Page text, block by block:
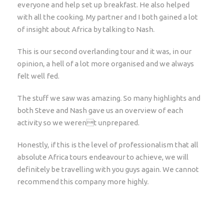
(US$) betaal je echter in Afrika tijdens de pre-
departure meeting meestal op de eerste dag van
de reis. De Lokale Kosten worden door je
contante betalingen te verrichten - denk hierbij
aan verse producten, kampeertoeslagen en
entreegelden van nationale parken. Pinautomaten
vanzelfsprekend in Afrika en daarom is dit voor
jou de voordeligste en duurzaamste manier en het
beste voor de lokale economie van Afrika. Dit
systeem wordt al jaren gebruikt bij onze
internationale groepsreizen. Mocht je het erg
reizen, neem dan contact met ons op en wij
zoeken naar de beste oplossing. Geen gedoe, geen
Lokale Kosten? We bieden ook een aantal
everyone and help set up breakfast. He also helped
with all the cooking. My partner and I both gained a lot
of insight about Africa by talking to Nash.
This is our second overlanding tour and it was, in our
opinion, a hell of a lot more organised and we always
felt well fed.
The stuff we saw was amazing. So many highlights and
both Steve and Nash gave us an overview of each
activity so we werent unprepared.
Honestly, if this is the level of professionalism that all
absolute Africa tours endeavour to achieve, we will
definitely be travelling with you guys again. We cannot
recommend this company more highly.